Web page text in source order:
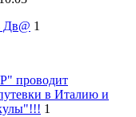
Дв@ 1
проводит
в Италию и
1